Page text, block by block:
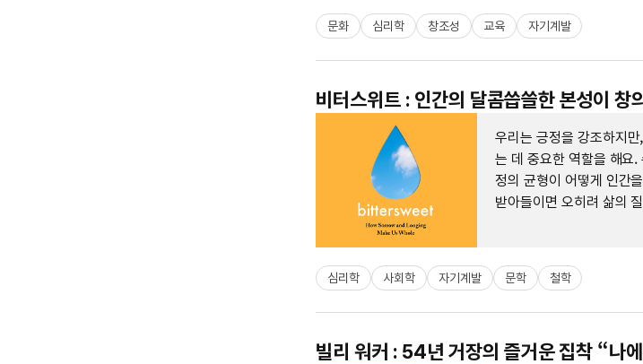
문화 심리학 창조성 교육 자기계발
비터스위트 : 인간의 달콤씁쓸한 본성이 창
우리는 긍정을 강조하지
는 데 중요한 역할을 해요
정의 균형이 어떻게 인간
받아들이면 오히려 삶의
심리학 사회학 자기계발 문학 철학
빌리 워커 : 54년 거장의 즐거운 집착 “나